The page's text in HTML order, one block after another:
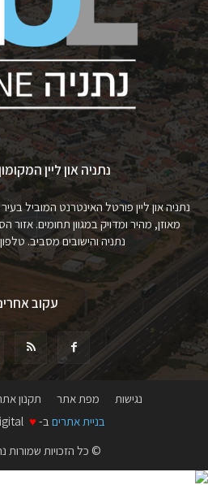
נתניה און ליין
נתניה און ליין פורטל האינטרנט המוביל
מאוזן, מהיר ומדויק במגוון תחומים.
נתניה והישובים מסביב. טלפון: 050-
עקוב
נגישות מפת אתר תקנון
בניית אתרים ב- ♥
© כל הזכויות שמורות